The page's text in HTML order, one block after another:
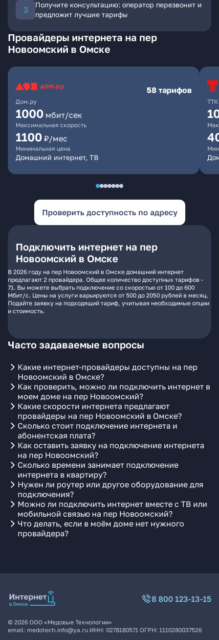
Получите консультацию: оператор перезвонит и
предложит лучшие тарифы
Провайдеры интернета на пер
Новоомский в Омске
Дом.ру
58 тарифов
1000 мбит/сек
Максимальная скорость
1100 ₽/мес
Минимальная цена
Домашний интернет, ТВ
ТТК
Проверить доступность по адресу
Подключить интернет на пер
Новоомский в Омске
В 2026 году на пер Новоомский в Омске домашний интернет
предлагают 2 провайдера. Общее количество доступных тарифов -
71. Вы можете выбрать подключение со скоростью от 100 до 600
Мбит/с. Цены на услуги варьируются от 500 до 2050 рублей в месяц.
Подайте заявку на подходящий тариф, учитывая необходимые опции
и стоимость.
Часто задаваемые вопросы
Какие интернет-провайдеры доступны на пер
Новоомский в Омске?
Как проверить, можно ли подключить интернет в
моем доме на пер Новоомский?
Какие скорости интернета предлагают
провайдеры на пер Новоомский в Омске?
Сколько стоит подключение интернета и
абонентская плата?
Как оставить заявку на подключение интернета
на пер Новоомский?
Сколько времени занимает подключение
интернета в квартиру?
Нужен ли роутер или другое оборудование для
подключения?
Можно ли подключить интернет вместе с ТВ или
мобильной связью на пер Новоомский?
Что делать, если в моём доме нет нужного
провайдера?
8 800 123-13-15
© 2026 ООО «Медовые Технологии»
email: medotech.info@ya.ru ИНН: 0278180571 ОГРН: 1110280037526